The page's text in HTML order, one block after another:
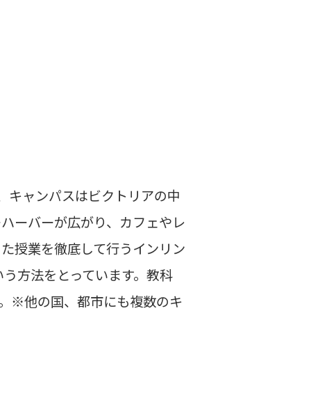
キャンパスはビクトリアの中
ーバーが広がり、カフェやレ
授業を徹底して行うインリン
方法をとっています。教科
※他の国、都市にも複数のキ